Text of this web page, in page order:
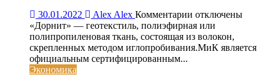
30.01.2022 Alex Alex Комментарии к
записи
Дорнит:
область
отключены
«Дорнит» — геотекстиль, полиэфирная или
полипропиленовая ткань, состоящая из волокон,
скрепленных методом иглопробивания.МиК является
официальным сертифицированным...
Экономика